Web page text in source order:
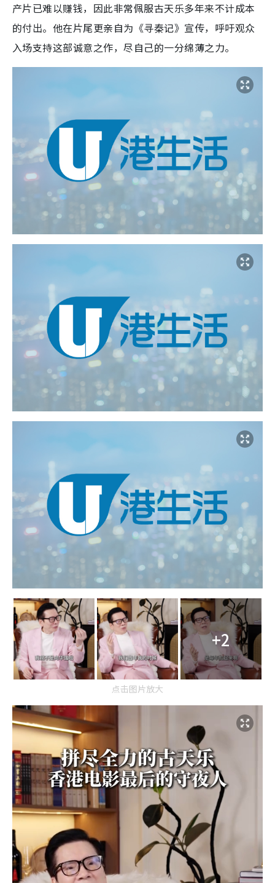
产片已难以赚钱，因此非常佩服古天乐多年来不计成本
的付出。他在片尾更亲自为《寻秦记》宣传，呼吁观众
入场支持这部诚意之作，尽自己的一分绵薄之力。
+2
点击图片放大